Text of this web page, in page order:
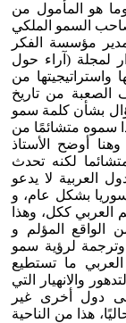
تقويم أعمال وأنشطة مؤتمر فكر 15 وما هو المأمول من
صاحب السمو الملكي
مؤسسة الفكر
لمجلة (آراء حول
واستراتيجيتها من
الصعبة من تاريخ
بشأن كلمة سمو
سموه متشائمًا من
أوضح الأستاذ
لكنه تحدث
العربية لا يدعو
بشكل عام، و
العربي ككل، وهذا
الواقع المؤلم و
وترجمة لرؤية سمو
ما تستطيع
والانهيار التي
دول أخرى غير
هذا من الناحية